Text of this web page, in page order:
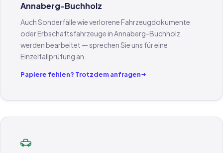
Annaberg-Buchholz
Auch Sonderfälle wie verlorene Fahrzeugdokumente
oder Erbschaftsfahrzeuge in Annaberg-Buchholz
werden bearbeitet — sprechen Sie uns für eine
Einzelfallprüfung an.
Papiere fehlen? Trotzdem anfragen